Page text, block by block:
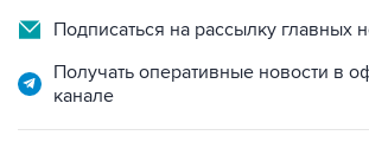
Подписаться на рассылку главных
Получать оперативные новости в
канале